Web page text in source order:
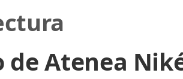
de Atenea